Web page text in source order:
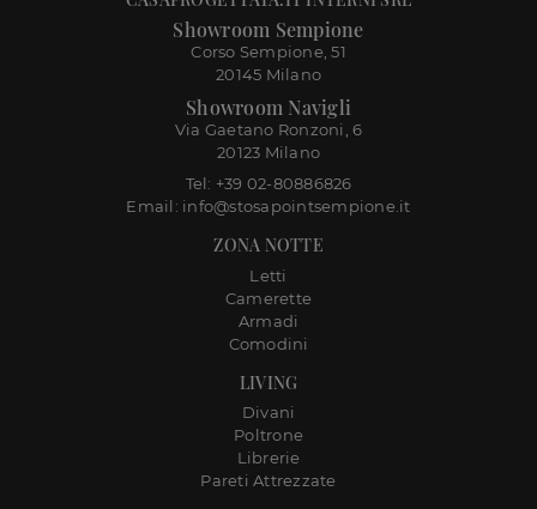
LIVING
Divani
Poltrone
Librerie
Pareti Attrezzate
ZONA NOTTE
Letti
Camerette
Armadi
Comodini
Showroom Sempione
Corso Sempione, 51
20145 Milano
Showroom Navigli
Via Gaetano Ronzoni, 6
20123 Milano
Tel: +39 02-80886826
Email: info@stosapointsempione.it